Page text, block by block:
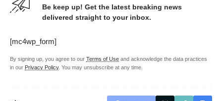
Be keep up! Get the latest breaking news
delivered straight to your inbox.
[mc4wp_form]
By signing up, you agree to our Terms of Use and acknowledge the data practices
in our Privacy Policy. You may unsubscribe at any time.